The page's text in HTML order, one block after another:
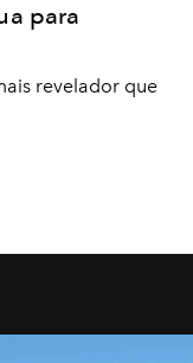
para
revelador que